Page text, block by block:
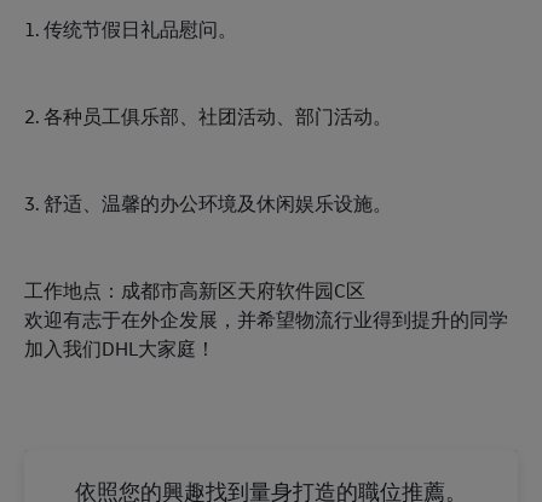
1. 传统节假日礼品慰问。
2. 各种员工俱乐部、社团活动、部门活动。
3. 舒适、温馨的办公环境及休闲娱乐设施。
工作地点：成都市高新区天府软件园C区
欢迎有志于在外企发展，并希望物流行业得到提升的同学
加入我们DHL大家庭！
依照您的興趣找到量身打造的職位推薦。